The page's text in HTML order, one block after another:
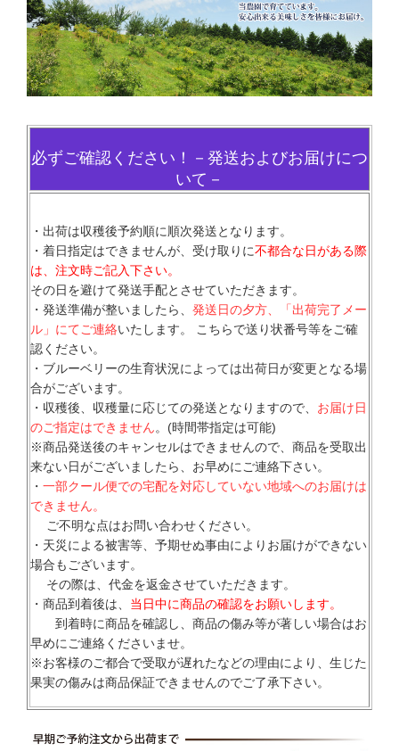
必ずご確認ください！－発送およびお届けにつ
いて－
・出荷は収穫後予約順に順次発送となります。
・着日指定はできませんが、受け取りに不都合な日がある際
は、注文時ご記入下さい。
その日を避けて発送手配とさせていただきます。
・発送準備が整いましたら、 発送日の夕方、「出荷完了メー
ル」にてご連絡いたします。 こちらで送り状番号等をご確
認ください。
・ブルーベリーの生育状況によっては出荷日が変更となる場
合がございます。
・収穫後、収穫量に応じての発送となりますので、 お届け日
のご指定はできません。(時間帯指定は可能)
※商品発送後のキャンセルはできませんので、商品を受取出
来ない日がございましたら、お早めにご連絡下さい。
・ 一部クール便での宅配を対応していない地域へのお届けは
できません。
ご不明な点はお問い合わせください。
・天災による被害等、予期せぬ事由によりお届けができない
場合もございます。
その際は、代金を返金させていただきます。
・商品到着後は、 当日中に商品の確認をお願いします。
到着時に商品を確認し、商品の傷み等が著しい場合はお
早めにご連絡くださいませ。
※お客様のご都合で受取が遅れたなどの理由により、生じた
果実の傷みは商品保証できませんのでご了承下さい。